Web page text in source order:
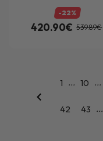
-22%
420.90€ 539.89€
1 ... 10 ...
42 43 ...